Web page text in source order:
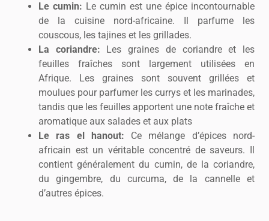
Le cumin: Le cumin est une épice incontournable
de la cuisine nord-africaine. Il parfume les
couscous, les tajines et les grillades.
La coriandre: Les graines de coriandre et les
feuilles fraîches sont largement utilisées en
Afrique. Les graines sont souvent grillées et
moulues pour parfumer les currys et les marinades,
tandis que les feuilles apportent une note fraîche et
aromatique aux salades et aux plats
Le ras el hanout: Ce mélange d’épices nord-
africain est un véritable concentré de saveurs. Il
contient généralement du cumin, de la coriandre,
du gingembre, du curcuma, de la cannelle et
d’autres épices.